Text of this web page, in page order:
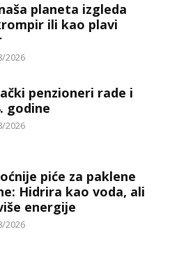
planeta izgleda
ili kao plavi
2026
penzioneri rade i
godine
2026
piće za paklene
Hidrira kao voda, ali
energije
2026